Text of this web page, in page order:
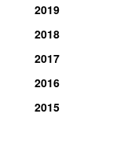
2019
2018
2017
2016
2015